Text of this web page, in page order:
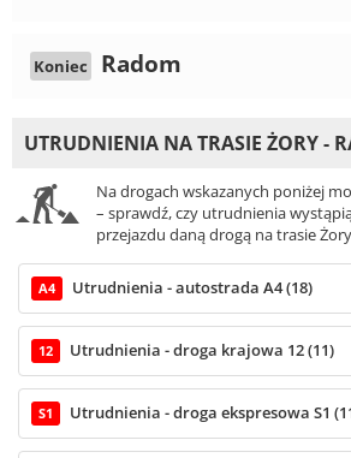
Koniec Radom
UTRUDNIENIA NA TRASIE ŻORY -
Na drogach wskazanych poniżej
– sprawdź, czy utrudnienia
przejazdu daną drogą na trasie
A4 Utrudnienia - autostrada A4 (18)
12 Utrudnienia - droga krajowa 12 (11)
S1 Utrudnienia - droga ekspresowa S1